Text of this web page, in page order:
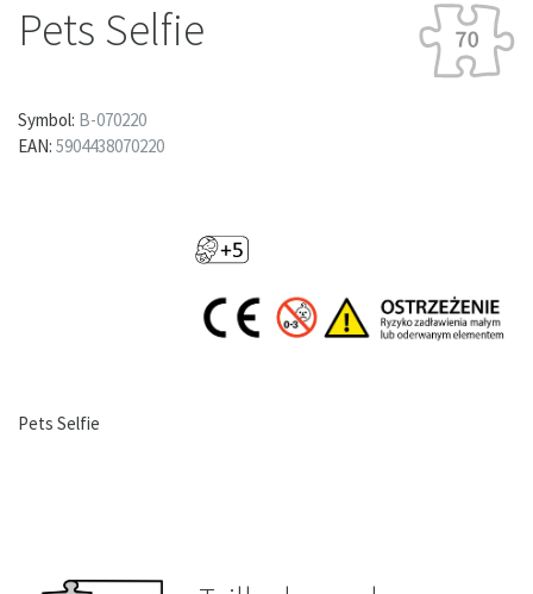
Pets Selfie
Symbol: B-070220
EAN: 5904438070220
Pets Selfie